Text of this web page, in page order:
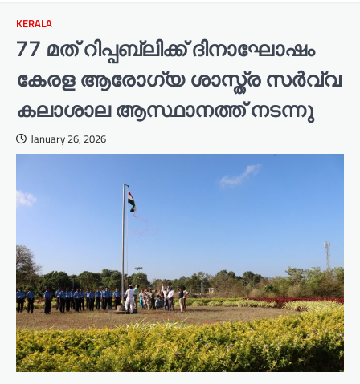
KERALA
77 മത് റിപ്പബ്ലിക്ക് ദിനാഘോഷം
കേരള ആരോഗ്യ ശാസ്ത്ര സർവ്വ
കലാശാല ആസ്ഥാനത്ത് നടന്നു
January 26, 2026